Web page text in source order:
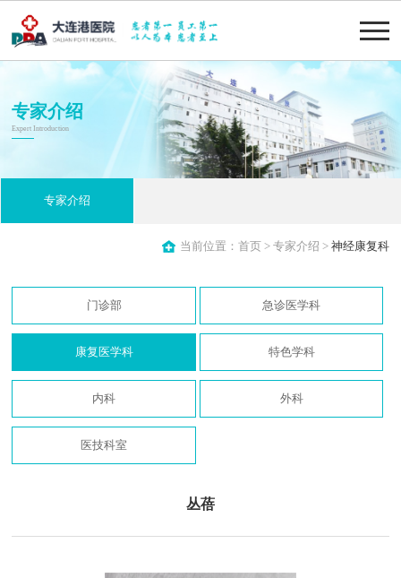
专家介绍
Expert Introduction
专家介绍
当前位置： 首页> 专家介绍 > 神经康复科
门诊部 急诊医学科
康复医学科 特色学科
内科 外科
医技科室
丛蓓